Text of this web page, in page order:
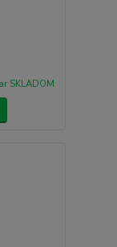
SKLADOM